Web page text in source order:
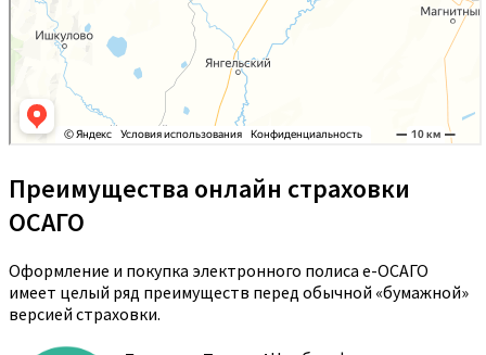
Преимущества онлайн страховки
ОСАГО
Оформление и покупка электронного полиса е-ОСАГО
имеет целый ряд преимуществ перед обычной «бумажной»
версией страховки.